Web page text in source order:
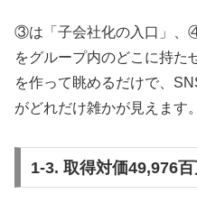
③は「子会社化の入口」、
をグループ内のどこに持た
を作って眺めるだけで、
がどれだけ雑かが見えます。
1-3. 取得対価49,976